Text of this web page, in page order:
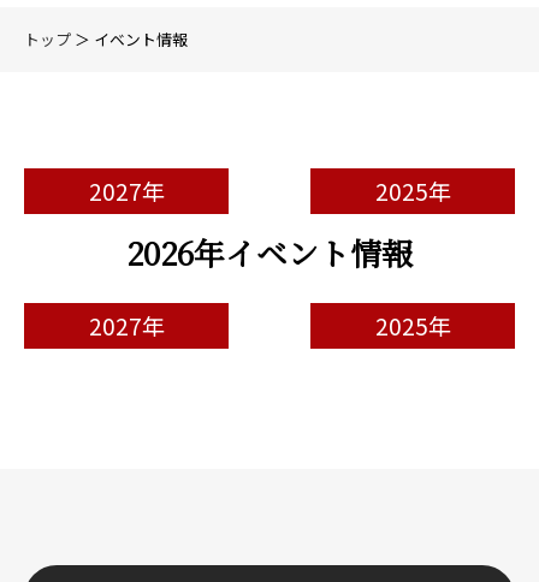
トップ ＞ イベント情報
2027年 2025年
2026年イベント情報
2027年 2025年